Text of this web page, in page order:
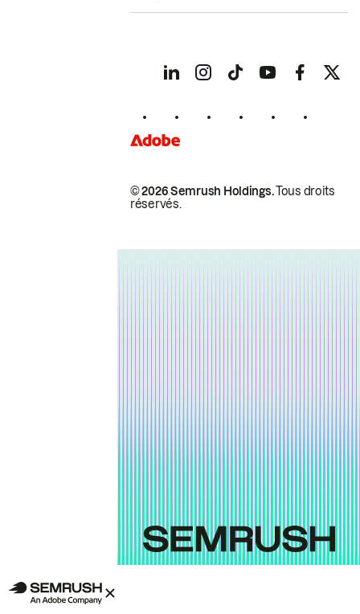
© 2026 Semrush Holdings.Tous droits
réservés.